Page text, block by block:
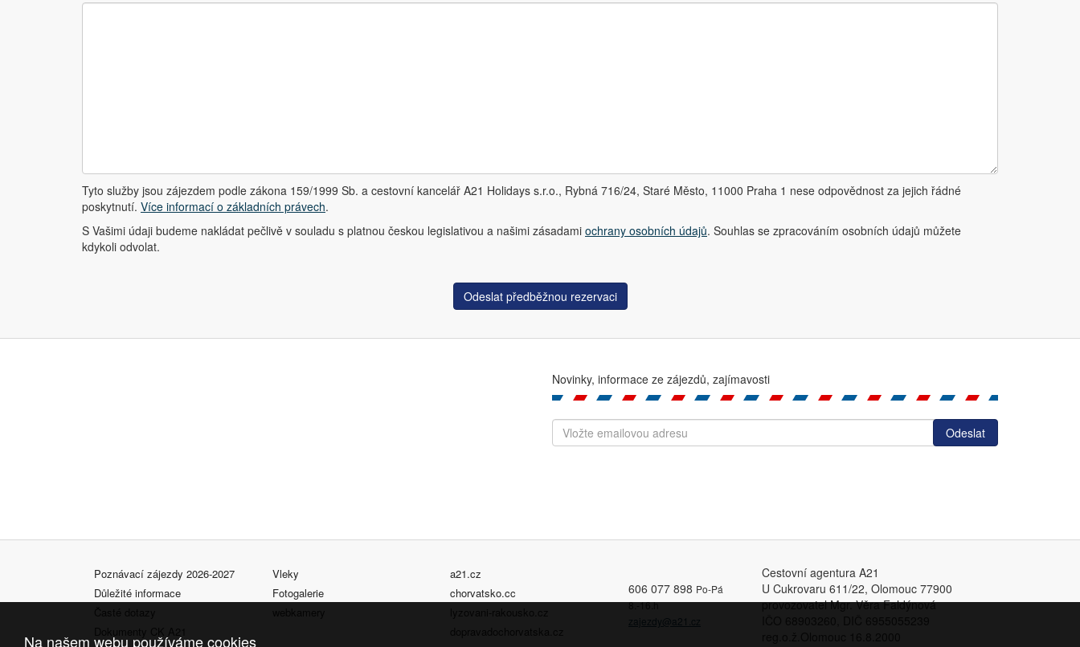
Tyto služby jsou zájezdem podle zákona 159/1999 Sb. a cestovní kancelář A21 Holidays s.r.o., Rybná 716/24, Staré Město, 11000 Praha 1 nese odpovědnost za jejich řádné
poskytnutí. Více informací o základních právech.
S Vašimi údaji budeme nakládat pečlivě v souladu s platnou českou legislativou a našimi zásadami ochrany osobních údajů. Souhlas se zpracováním osobních údajů můžete
kdykoli odvolat.
Odeslat předběžnou rezervaci
Novinky, informace ze zájezdů, zajímavosti
Poznávací zájezdy 2026-2027
Důležité informace
Vleky
Fotogalerie
a21.cz
chorvatsko.cc
606 077 898 Po-Pá
8.-16.h
zajezdy@a21.cz
Cestovní agentura A21
U Cukrovaru 611/22, Olomouc 77900
provozovatel Mgr. Věra Faldýnová
Na našem webu používáme cookies